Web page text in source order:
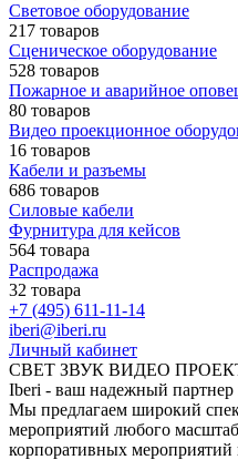
Световое оборудование
217 товаров
Сценическое оборудование
528 товаров
Пожарное и аварийное
80 товаров
Видео проекционное
16 товаров
Кабели и разъемы
686 товаров
Силовые кабели
Фурнитура для кейсов
564 товара
Распродажа
32 товара
+7 (495) 611-11-14
iberi@iberi.ru
Личный кабинет
СВЕТ ЗВУК ВИДЕО
Iberi - ваш надежный партнер
Мы предлагаем широкий
мероприятий любого
корпоративных мероприятий